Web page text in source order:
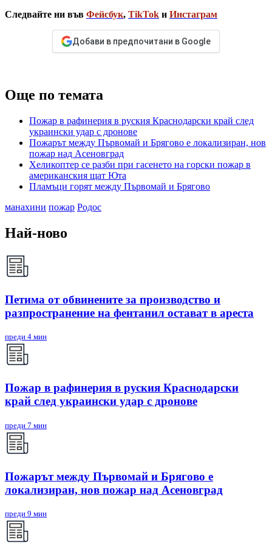
Следвайте ни във Фейсбук, TikTok и Инстаграм
Добави в предпочитани в Google
Още по темата
Пожар в рафинерия в руския Краснодарски край след
украински удар с дронове
Пожарът между Първомай и Брягово е локализиран, нов
пожар над Асеновград
Хеликоптер се разби при гасенето на горски пожар в
американския щат Юта
Пламъци горят между Първомай и Брягово
манахини пожар Родос
Най-ново
Петима от обвинените за производство и
разпространение на фентанил остават в ареста
преди 4 мин
Пожар в рафинерия в руския Краснодарски
край след украински удар с дронове
преди 7 мин
Пожарът между Първомай и Брягово е
локализиран, нов пожар над Асеновград
преди 9 мин